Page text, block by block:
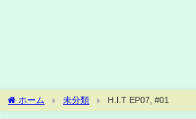
ホーム 未分類 H.I.T EP07, #01